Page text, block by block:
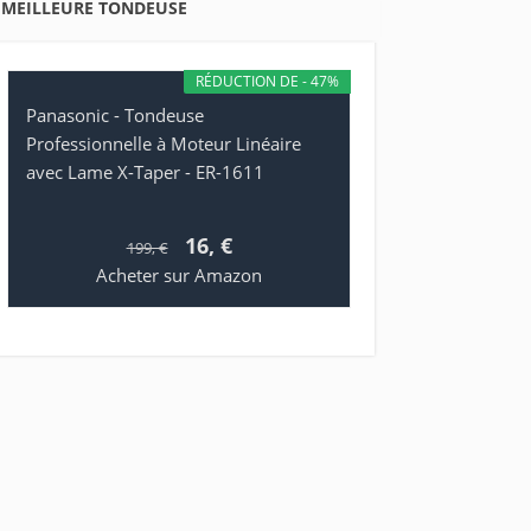
MEILLEURE TONDEUSE
RÉDUCTION DE - 47%
Panasonic - Tondeuse
Professionnelle à Moteur Linéaire
avec Lame X-Taper - ER-1611
199, € 16, €
Acheter sur Amazon